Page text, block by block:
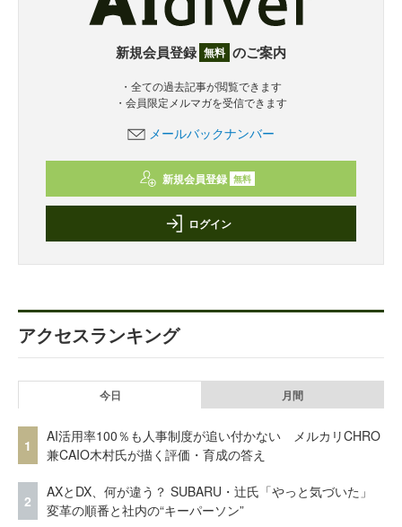
新規会員登録 無料 のご案内
・全ての過去記事が閲覧できます
・会員限定メルマガを受信できます
メールバックナンバー
新規会員登録 無料
ログイン
アクセスランキング
今日 月間
1
AI活用率100％も人事制度が追い付かない メルカリCHRO
兼CAIO木村氏が描く評価・育成の答え
2
AXとDX、何が違う？ SUBARU・辻氏「やっと気づいた」
変革の順番と社内の“キーパーソン”